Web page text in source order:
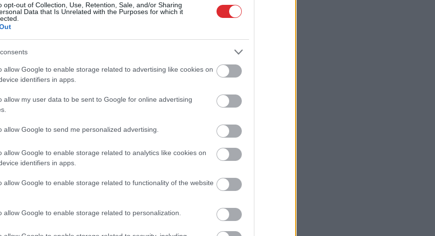
opt-out of Collection, Use, Retention, Sale, and/or Sharing
Data that Is Unrelated with the Purposes for which it
allow Google to enable storage related to advertising like cookies on
identifiers in apps.
allow my user data to be sent to Google for online advertising
allow Google to send me personalized advertising.
allow Google to enable storage related to analytics like cookies on
identifiers in apps.
allow Google to enable storage related to functionality of the website
allow Google to enable storage related to personalization.
būt makšķernieku
pastāv vairākas nopietnas problēmas.
stāvoklis ir slikts, uzņēmējdarbība nīkuļo.
un rezultātā viņi ir spiesti doties prom.